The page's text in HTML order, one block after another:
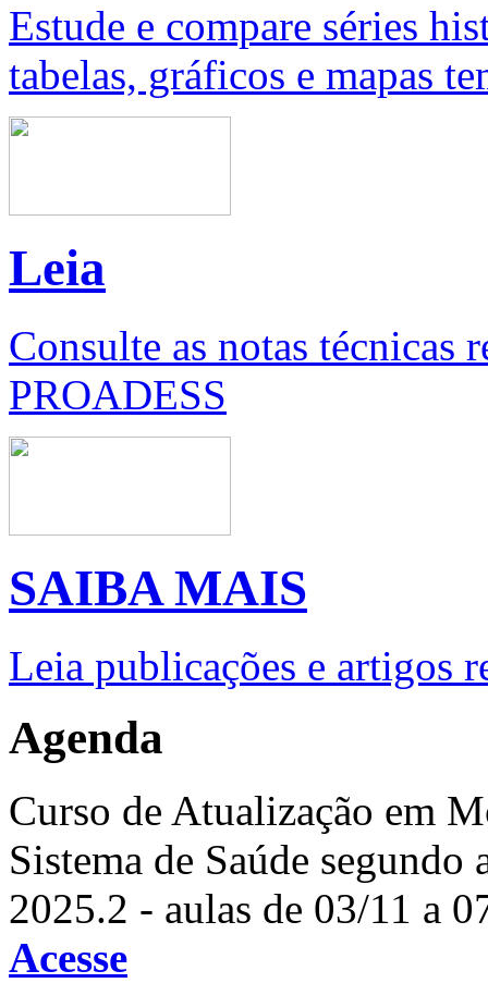
Estude e compare séries
tabelas, gráficos e mapas
Leia
Consulte as notas técnicas
PROADESS
SAIBA MAIS
Leia publicações e artigos
Agenda
Curso de Atualização em
Sistema de Saúde
2025.2 - aulas de 03/11 a
Acesse